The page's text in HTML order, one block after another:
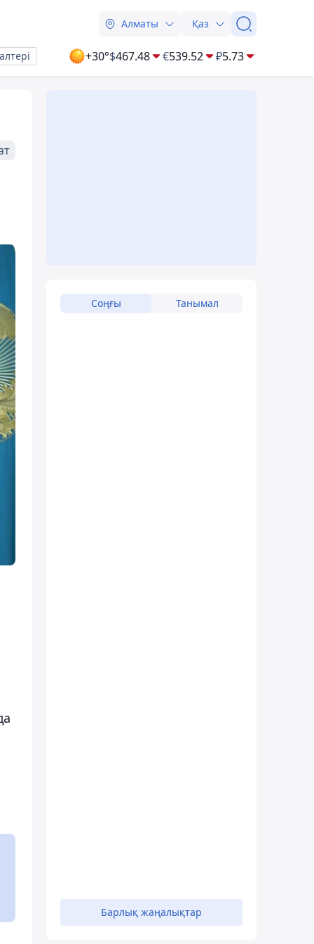
Алматы Қаз
+30°$467.48 €539.52 ₽5.73
Соңғы Танымал
Барлық жаңалықтар